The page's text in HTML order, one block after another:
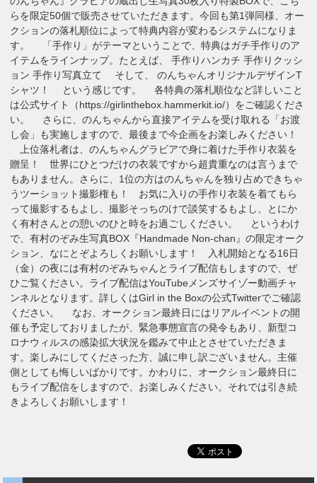
らを限定50個で販売させていただきます。今回も第1弾同様、オー
クションの落札順位によって特典内容が変わるシステムになりま
す。 「手作り」がテーマということで、特典はガチ手作りのア
イテムをラインナップ。たとえば、 手作りハンカチ 手作りクッシ
ョン 手作り写真立て そして、 のんちゃんオリジナルデザインT
シャツ！ という感じです。 各特典の落札順位など詳しいこと
は公式サイト（https://girlinthebox.hammerkit.io/）をご確認くださ
い。 さらに、のんちゃんから直接アイテムを受け取れる「お渡
し会」も実施しますので、最後まで今企画をお楽しみください！
上位落札者は、のんちゃんグラビアで身に着けた手作り衣装を
贈呈！ 世界にひとつだけの衣装ですから超貴重なのは言うまで
もありません。さらに、1位の方はのんちゃんを独り占めできちゃ
うツーショット撮影権も！ お気に入りの手作り衣装を着てもら
って撮影するもよし、撮影そっちのけで談笑するもよし、とにか
く有村さんとの憩いのひと時をお過ごしください。 というわけ
で、有村のぞみ生写真BOX『Handmade Non-chan』の限定オーク
ション、なにとぞよろしくお願いします！ 入札開始となる16日
（金）の夜には有村のぞみちゃんとライブ配信もしますので、ぜ
ひご覧ください。ライブ配信はYouTubeメンズサイゾー動画チャ
ンネルとなります。詳しくはGirl in the Boxの公式Twitterでご確認
ください。 なお、オークション最終日にはリアルイベントの開
催も予定しておりましたが、緊急事態宣言の発令もあり、新型コ
ロナウィルスの感染拡大状況を鑑みて中止とさせていただきま
す。楽しみにしてくださった方、誠に申し訳ございません。主催
側としても悔しいばかりです。かわりに、オークション最終日に
もライブ配信をしますので、お楽しみください。それでは引き続
きよろしくお願いします！